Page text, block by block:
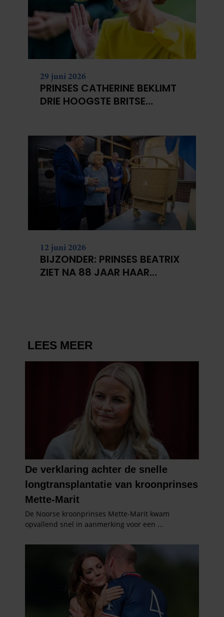
29 juni 2026
PRINSES CATHERINE BEKLIMT
DRIE HOOGSTE BRITSE
12 juni 2026
BIJZONDER: PRINSES BEATRIX
ZIET NA 88 JAAR HAAR